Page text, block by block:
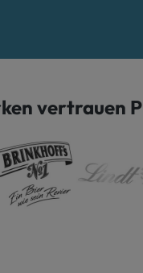
vertrauen